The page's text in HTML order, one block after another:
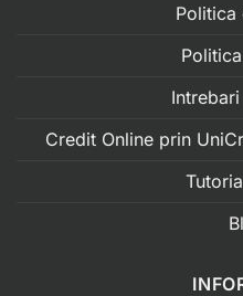
Politica
Credit Online prin